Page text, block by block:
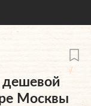
дешевой
Москвы